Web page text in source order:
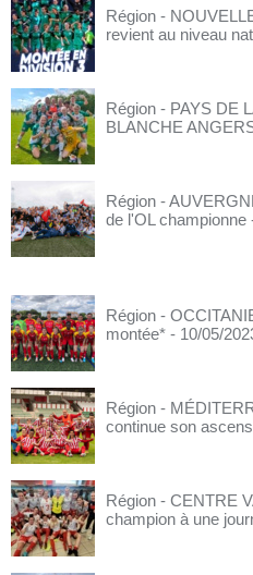
Région -
revient au niveau
Région - PAYS DE
BLANCHE
Région -
de l'OL championne
Région -
montée* - 10/05/
Région -
continue son
Région - CENTRE
champion à une